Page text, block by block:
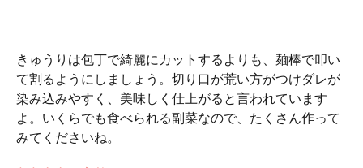
きゅうりは包丁で綺麗にカットするよりも、麺棒で叩い
て割るようにしましょう。切り口が荒い方がつけダレが
染み込みやすく、美味しく仕上がると言われています
よ。いくらでも食べられる副菜なので、たくさん作って
みてくださいね。